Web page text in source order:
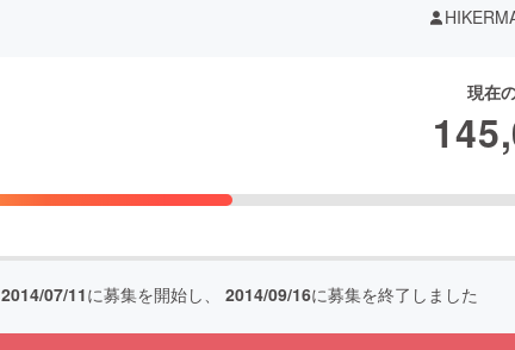
現在
2014/07/11に募集を開始し、 2014/09/16に募集を終了しました